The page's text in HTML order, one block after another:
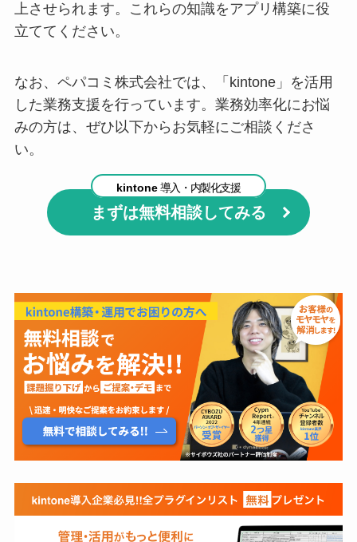
上させられます。これらの知識をアプリ構築に役
立ててください。
なお、ペパコミ株式会社では、「kintone」を活用
した業務支援を行っています。業務効率化にお悩
みの方は、ぜひ以下からお気軽にご相談くださ
い。
kintone導入・内製化支援
まずは無料相談してみる